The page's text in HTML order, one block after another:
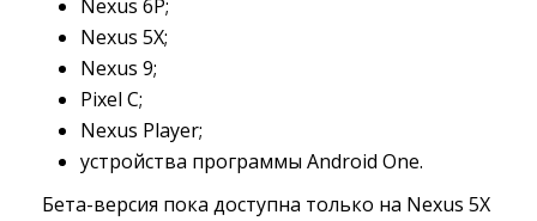
Nexus 6P;
Nexus 5X;
Nexus 9;
Pixel C;
Nexus Player;
устройства программы Android One.
Бета-версия пока доступна только на Nexus 5X